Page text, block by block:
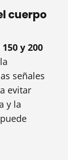
cuerpo
150 y 200
señales
evitar
y la